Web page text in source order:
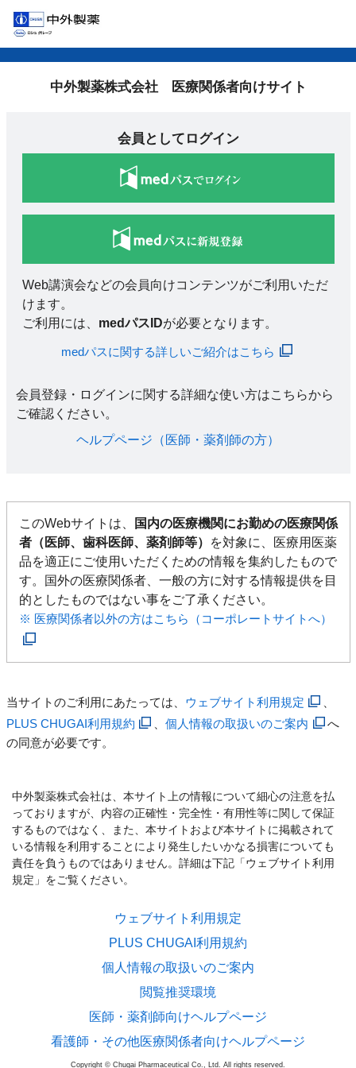
中外製薬株式会社 医療関係者向けサイト
会員としてログイン
Web講演会などの会員向けコンテンツがご利用いただ
けます。
ご利用には、 medパスIDが必要となります。
medパスに関する詳しいご紹介はこちら
会員登録・ログインに関する詳細な使い方はこちらから
ご確認ください。​
ヘルプページ（医師・薬剤師の方）​
このWebサイトは、
国内の医療機関にお勤めの医療関係
者（医師、歯科医師、薬剤師等）
を対象に、医療用医薬
品を適正にご使用いただくための情報を集約したもので
す。国外の医療関係者、一般の方に対する情報提供を目
的としたものではない事をご了承ください。
※ 医療関係者以外の方はこちら（コーポレートサイトへ）
当サイトのご利用にあたっては、 ウェブサイト利用規定
PLUS CHUGAI利用規約
、個人情報の取扱いのご案内
へ
の同意が必要です。
中外製薬株式会社は、本サイト上の情報について細心の注意を払
っておりますが、内容の正確性・完全性・有用性等に関して保証
するものではなく、また、本サイトおよび本サイトに掲載されて
いる情報を利用することにより発生したいかなる損害についても
責任を負うものではありません。詳細は下記「ウェブサイト利用
規定」をご覧ください。
ウェブサイト利用規定
PLUS CHUGAI利用規約
個人情報の取扱いのご案内
閲覧推奨環境
医師・薬剤師向けヘルプページ
看護師・その他医療関係者向けヘルプページ
Copyright © Chugai Pharmaceutical Co., Ltd. All rights reserved.